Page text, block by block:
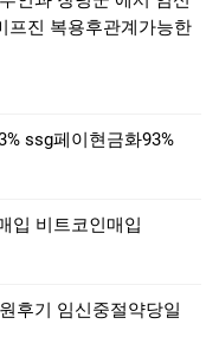
프진 복용후관계가능한
ssg페이현금화93%
입 비트코인매입
후기 임신중절약당일